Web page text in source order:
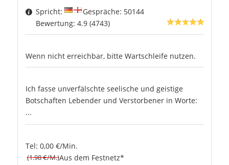
Spricht:
Gespräche: 50144
Bewertung: 4.9 (4743)
Wenn nicht erreichbar, bitte Wartschleife nutzen.
Ich fasse unverfälschte seelische und geistige
Botschaften Lebender und Verstorbener in Worte:
...
Tel: 0,00 €/Min.
(1.98 €/M.)Aus dem Festnetz*